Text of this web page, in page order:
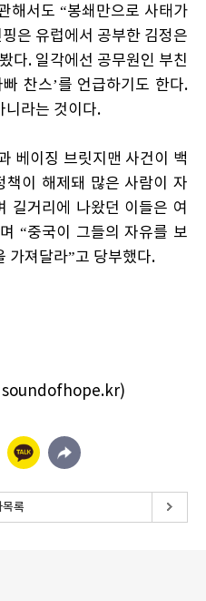
해서도 “봉쇄만으로 사태가
은 유럽에서 공부한 김정은
다. 일각에선 공무원인 부친
찬스’를 언급하기도 한다.
니라는 것이다.
베이징 브릿지맨 사건이 백
책이 해제돼 많은 사람이 자
길거리에 나왔던 이들은 여
“중국이 그들의 자유를 보
가져달라”고 당부했다.
soundofhope.kr)
목록